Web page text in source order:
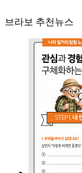
브라보 추천뉴스